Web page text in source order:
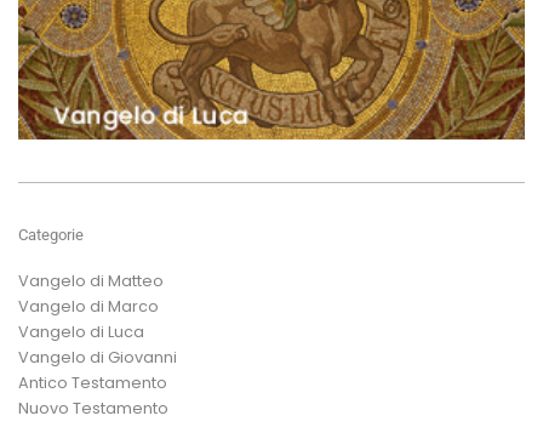
Categorie
Vangelo di Matteo
Vangelo di Marco
Vangelo di Luca
Vangelo di Giovanni
Antico Testamento
Nuovo Testamento